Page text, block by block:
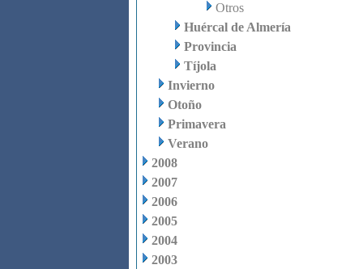
Otros
Huércal de Almería
Provincia
Tíjola
Invierno
Otoño
Primavera
Verano
2008
2007
2006
2005
2004
2003